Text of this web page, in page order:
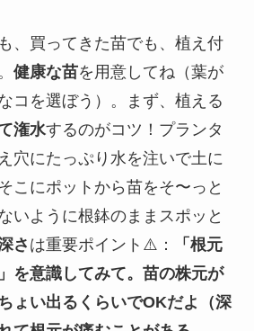
、買ってきた苗でも、植え付
健康な苗を用意してね（葉が
コを選ぼう）。まず、植える
潅水するのがコツ！プランタ
穴にたっぷり水を注いで土に
こにポットから苗をそ〜っと
いように根鉢のままスポッと
さ は重要ポイント⚠️：
「根元
を意識してみて。苗の株元が
ょい出るくらいでOKだよ（深